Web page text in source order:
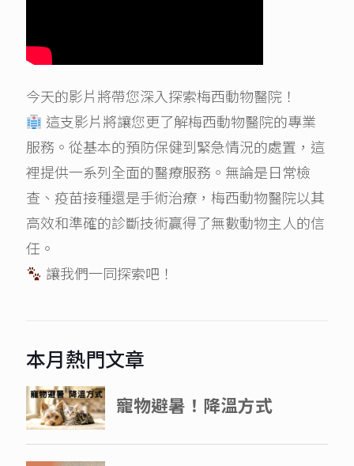
今天的影片將帶您深入探索梅西動物醫院！
這支影片將讓您更了解梅西動物醫院的專業
服務。從基本的預防保健到緊急情況的處置，這
裡提供一系列全面的醫療服務。無論是日常檢
查、疫苗接種還是手術治療，梅西動物醫院以其
高效和準確的診斷技術贏得了無數動物主人的信
任。
讓我們一同探索吧！
本月熱門文章